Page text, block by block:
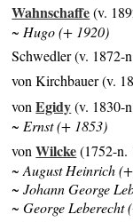
Wahnschaffe(v.
~ Hugo (+ 1920)
Schwedler (v. 1872-
von Kirchbauer (v.
vonEgidy(v. 1830-
~ Ernst (+ 1853)
vonWilcke(1752-n.
~ August Heinrich
~ Johann George
~ George Leberecht